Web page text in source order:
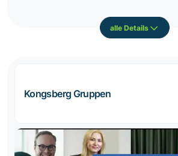
alle Details
Kongsberg Gruppen